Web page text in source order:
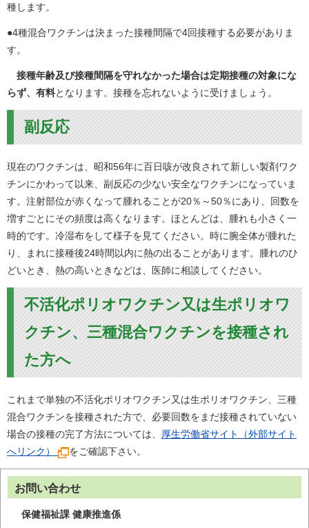
種します。
●4種混合ワクチンは決まった接種間隔で4回接種する必要がありま
す。
接種年齢及び接種間隔を守れなかった場合は定期接種の対象にな
らず、有料となります。接種を忘れないように受けましょう。
副反応
現在のワクチンは、昭和56年に百日咳が改良されて新しい製剤ワク
チンにかわって以来、副反応の少ない安全なワクチンになっていま
す。注射部位が赤くなって腫れることが20％～50％にあり、回数を
増すごとにその頻度は高くなります。ほとんどは、腫れも小さく一
時的です。冷湿布をして様子を見てください。時に腕全体が腫れた
り、まれに接種後24時間以内に熱の出ることがあります。腫れのひ
どいとき、熱の高いときなどは、医師に相談してください。
不活化ポリオワクチン又は生ポリオワ
クチン、三種混合ワクチンを接種され
た方へ
これまで単独の不活化ポリオワクチン又は生ポリオワクチン、三種
混合ワクチンを接種された方で、必要回数をまだ接種されていない
場合の接種の完了方法については、 厚生労働省サイト（外部サイト
へリンク）
をご確認下さい。
お問い合わせ
保健福祉課 健康推進係